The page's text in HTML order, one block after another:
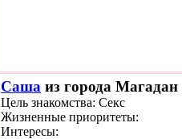
Саша из города
Цель знакомства: Секс
Жизненные приоритеты:
Интересы: